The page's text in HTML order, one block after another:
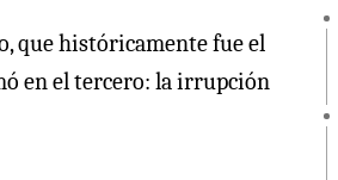
que históricamente fue el
en el tercero: la irrupción